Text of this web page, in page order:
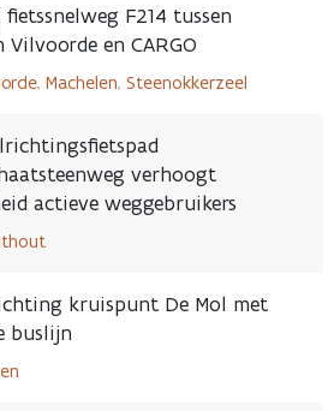
fietssnelweg F214 tussen
en CARGO
, Machelen, Steenokkerzeel
verhoogt
actieve weggebruikers
kruispunt De Mol met
buslijn